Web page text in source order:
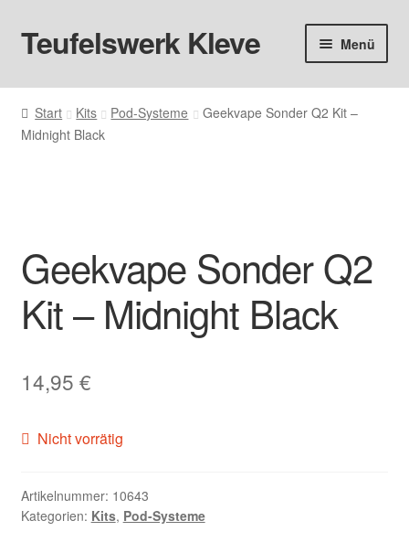
Zur
Navigation
Zum
Inhalt
Teufelswerk Kleve Menü
Startseite
Hardware
Big Puff
Aromen
Basen & Nikotin
Kontaktformular
Start Kits Pod-Systeme
Geekvape Sonder Q2 Kit –
Midnight Black
Geekvape Sonder Q2
Kit – Midnight Black
14,95 €
Nicht vorrätig
Artikelnummer: 10643
Kategorien: Kits, Pod-Systeme